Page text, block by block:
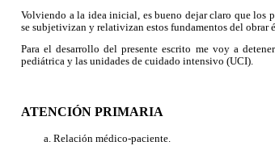
Volviendo a la idea inicial, es bueno dejar claro que los
se subjetivizan y relativizan estos fundamentos del obrar
Para el desarrollo del presente escrito me voy a
pediátrica y las unidades de cuidado intensivo (UCI).
ATENCIÓN PRIMARIA
Relación médico-paciente.